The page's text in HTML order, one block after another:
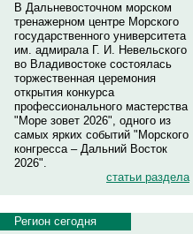
В Дальневосточном морском
тренажерном центре Морского
государственного университета
им. адмирала Г. И. Невельского
во Владивостоке состоялась
торжественная церемония
открытия конкурса
профессионального мастерства
"Море зовет 2026", одного из
самых ярких событий "Морского
конгресса – Дальний Восток
2026".
статьи раздела
Регион сегодня